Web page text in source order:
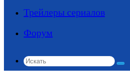
Трейлеры сериалов
Форум